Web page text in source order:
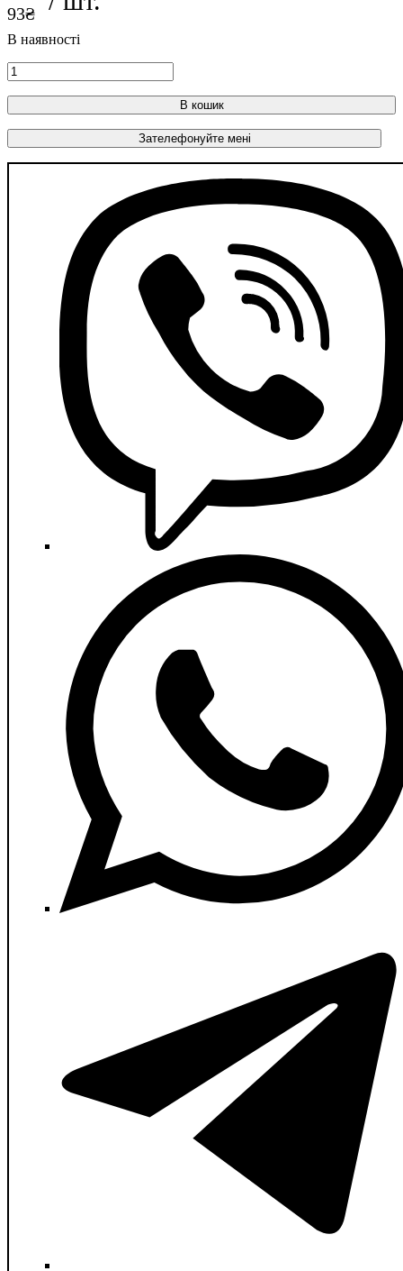
93₴
В кошик
Зателефонуйте мені